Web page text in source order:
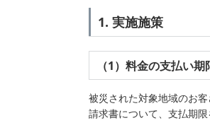
1. 実施施策
（1）料金の支払い
被災された対象地域のお
請求書について、支払期